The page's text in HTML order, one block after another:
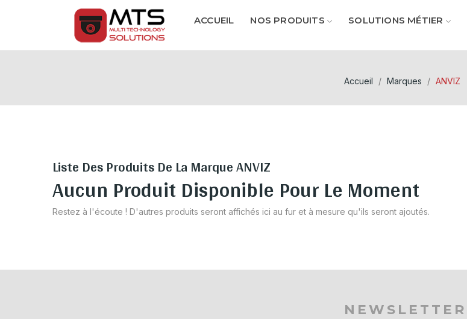
ACCUEIL NOS PRODUITS SOLUTIONS MÉTIER
Accueil Marques ANVIZ
Liste Des Produits De La Marque ANVIZ
Aucun Produit Disponible Pour Le Moment
Restez à l'écoute ! D'autres produits seront affichés ici au fur et à mesure qu'ils seront ajoutés.
NEWSLETTER